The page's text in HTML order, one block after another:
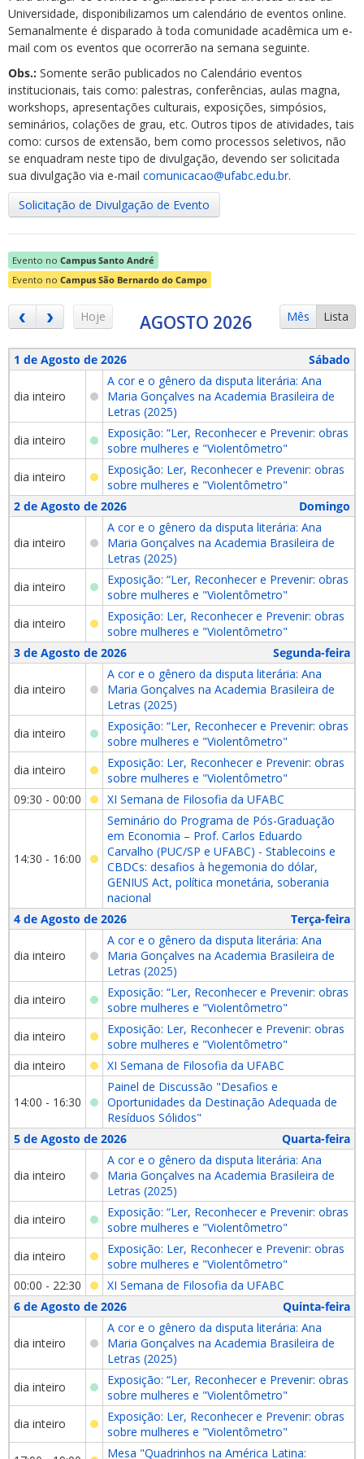
Universidade, disponibilizamos um calendário de eventos online.
Semanalmente é disparado à toda comunidade acadêmica um e-
mail com os eventos que ocorrerão na semana seguinte.
Obs.: Somente serão publicados no Calendário eventos
institucionais, tais como: palestras, conferências, aulas magna,
workshops, apresentações culturais, exposições, simpósios,
seminários, colações de grau, etc. Outros tipos de atividades, tais
como: cursos de extensão, bem como processos seletivos, não
se enquadram neste tipo de divulgação, devendo ser solicitada
sua divulgação via e-mail comunicacao@ufabc.edu.br.
Solicitação de Divulgação de Evento
Evento no Campus Santo André
Evento no Campus São Bernardo do Campo
Hoje Mês Lista
AGOSTO 2026
1 de Agosto de 2026 Sábado
dia inteiro
A cor e o gênero da disputa literária: Ana
Maria Gonçalves na Academia Brasileira de
Letras (2025)
dia inteiro
Exposição: “Ler, Reconhecer e Prevenir: obras
sobre mulheres e "Violentômetro"
dia inteiro
Exposição: Ler, Reconhecer e Prevenir: obras
sobre mulheres e "Violentômetro"
2 de Agosto de 2026
Domingo
dia inteiro
A cor e o gênero da disputa literária: Ana
Maria Gonçalves na Academia Brasileira de
Letras (2025)
dia inteiro
Exposição: “Ler, Reconhecer e Prevenir: obras
sobre mulheres e "Violentômetro"
dia inteiro
Exposição: Ler, Reconhecer e Prevenir: obras
sobre mulheres e "Violentômetro"
3 de Agosto de 2026
Segunda-feira
dia inteiro
A cor e o gênero da disputa literária: Ana
Maria Gonçalves na Academia Brasileira de
Letras (2025)
dia inteiro
Exposição: “Ler, Reconhecer e Prevenir: obras
sobre mulheres e "Violentômetro"
dia inteiro
Exposição: Ler, Reconhecer e Prevenir: obras
sobre mulheres e "Violentômetro"
09:30 - 00:00
XI Semana de Filosofia da UFABC
14:30 - 16:00
Seminário do Programa de Pós-Graduação
em Economia – Prof. Carlos Eduardo
Carvalho (PUC/SP e UFABC) - Stablecoins e
CBDCs: desafios à hegemonia do dólar,
GENIUS Act, política monetária, soberania
nacional
4 de Agosto de 2026
Terça-feira
dia inteiro
A cor e o gênero da disputa literária: Ana
Maria Gonçalves na Academia Brasileira de
Letras (2025)
dia inteiro
Exposição: “Ler, Reconhecer e Prevenir: obras
sobre mulheres e "Violentômetro"
dia inteiro
Exposição: Ler, Reconhecer e Prevenir: obras
sobre mulheres e "Violentômetro"
dia inteiro
XI Semana de Filosofia da UFABC
14:00 - 16:30
Painel de Discussão "Desafios e
Oportunidades da Destinação Adequada de
Resíduos Sólidos"
5 de Agosto de 2026
Quarta-feira
dia inteiro
A cor e o gênero da disputa literária: Ana
Maria Gonçalves na Academia Brasileira de
Letras (2025)
dia inteiro
Exposição: “Ler, Reconhecer e Prevenir: obras
sobre mulheres e "Violentômetro"
dia inteiro
Exposição: Ler, Reconhecer e Prevenir: obras
sobre mulheres e "Violentômetro"
00:00 - 22:30
XI Semana de Filosofia da UFABC
6 de Agosto de 2026
Quinta-feira
dia inteiro
A cor e o gênero da disputa literária: Ana
Maria Gonçalves na Academia Brasileira de
Letras (2025)
dia inteiro
Exposição: “Ler, Reconhecer e Prevenir: obras
sobre mulheres e "Violentômetro"
dia inteiro
Exposição: Ler, Reconhecer e Prevenir: obras
sobre mulheres e "Violentômetro"
Mesa "Quadrinhos na América Latina: